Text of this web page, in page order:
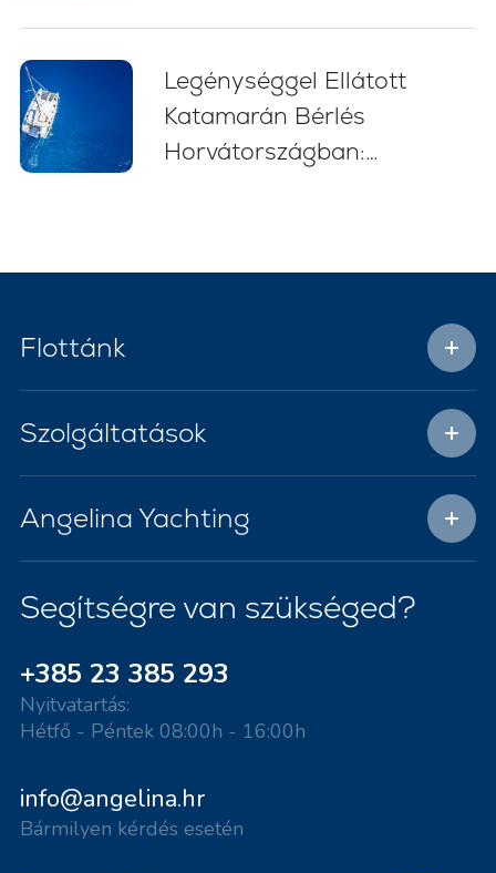
Legénységgel Ellátott
Katamarán Bérlés
Horvátországban:
Flottánk
Szolgáltatások
Angelina Yachting
Segítségre van szükséged?
+385 23 385 293
Nyitvatartás:
Hétfő - Péntek 08:00h - 16:00h
info@angelina.hr
Bármilyen kérdés esetén